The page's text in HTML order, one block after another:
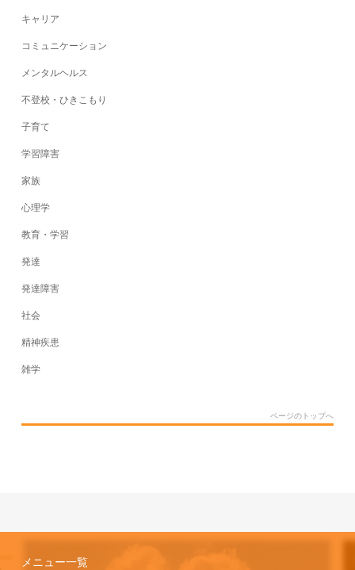
キャリア
コミュニケーション
メンタルヘルス
不登校・ひきこもり
子育て
学習障害
家族
心理学
教育・学習
発達
発達障害
社会
精神疾患
雑学
ページのトップへ
メニュー一覧